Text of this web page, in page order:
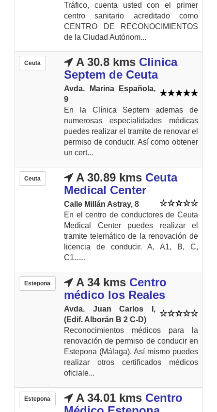
Tráfico, cuenta usted con el primer
centro sanitario acreditado como
CENTRO DE RECONOCIMIENTOS
de la Ciudad Autónom...
Ceuta A 30.8 kms Clinica
Septem de Ceuta
Avda. Marina Española,
9
En la Clínica Septem ademas de
numerosas especialidades médicas
puedes realizar el tramite de renovar el
permiso de conducir. Así como obtener
un cert...
Ceuta A 30.89 kms Ceuta
Medical Center
Calle Millán Astray, 8
En el centro de conductores de Ceuta
Medical Center puedes realizar el
tramite telemático de la renovación de
licencia de conducir. A, A1, B, C,
C1......
Estepona A 34 kms Centro
médico los Reales
Avda. Juan Carlos I,
(Edif. Alborán B 2 C-D)
Reconocimientos médicos para la
renovación de permiso de conducir en
Estepona (Málaga). Así mismo puedes
realizar otros certificados médicos
oficiale...
Estepona A 34.01 kms Centro